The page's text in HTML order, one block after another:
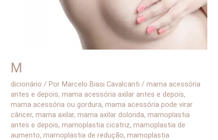
M
dicionário / PorMarcelo Biasi Cavalcanti /mama acessória
antes e depois,mama acessória axilar antes e depois,
mama acessória ou gordura,mama acessória pode virar
câncer,mama axilar,mama axilar dolorida,mamoplastia
antes e depois,mamoplastia cicatriz,mamoplastia de
aumento,mamoplastia de redução,mamoplastia